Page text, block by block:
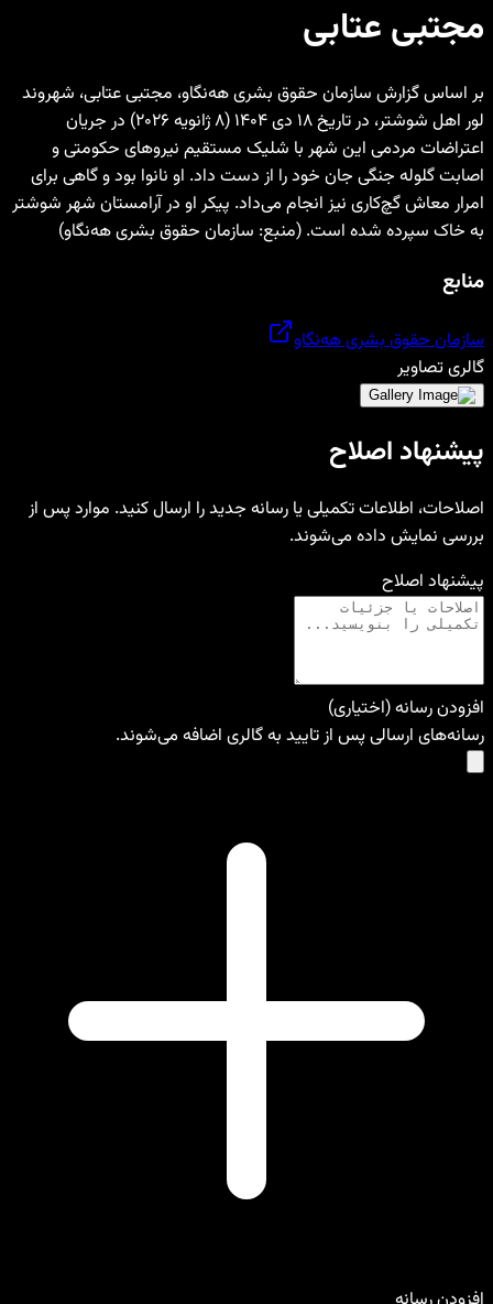
مجتبی عتابی
بر اساس گزارش سازمان حقوق بشری هه‌نگاو، مجتبی عتابی، شهروند
لور اهل شوشتر، در تاریخ ۱۸ دی ۱۴۰۴ (۸ ژانویه ۲۰۲۶) در جریان
اعتراضات مردمی این شهر با شلیک مستقیم نیروهای حکومتی و
اصابت گلوله جنگی جان خود را از دست داد. او نانوا بود و گاهی برای
امرار معاش گچ‌کاری نیز انجام می‌داد. پیکر او در آرامستان شهر شوشتر
به خاک سپرده شده است. (منبع: سازمان حقوق بشری هه‌نگاو)
منابع
سازمان حقوق بشری هه‌نگاو
گالری تصاویر
پیشنهاد اصلاح
اصلاحات، اطلاعات تکمیلی یا رسانه جدید را ارسال کنید. موارد پس از
بررسی نمایش داده می‌شوند.
پیشنهاد اصلاح
افزودن رسانه (اختیاری)
رسانه‌های ارسالی پس از تایید به گالری اضافه می‌شوند.